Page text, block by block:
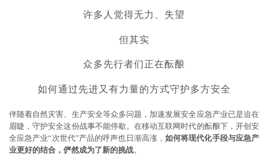
许多人觉得无力、失望
但其实
众多先行者们正在酝酿
如何通过先进又有力量的方式守护多方安全
伴随着自然灾害、生产安全等众多问题，加速发展安全应急产业已是迫在
眉睫，守护安全这份战事不能停歇。在移动互联网时代的酝酿下，开创安
全应急产业“次世代”产品的呼声也日渐高涨， 如何将现代化手段与应急产
业更好的结合，俨然成为了新的挑战。